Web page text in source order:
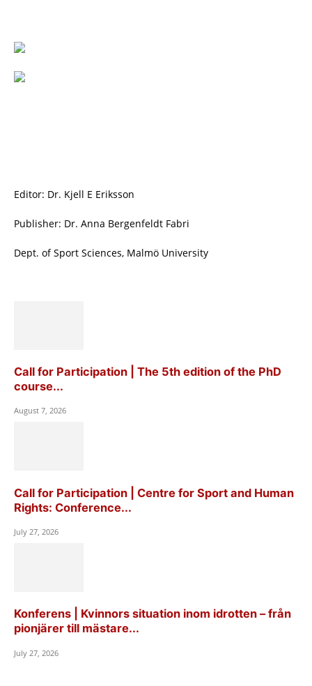
Editor: Dr. Kjell E Eriksson
Publisher: Dr. Anna Bergenfeldt Fabri
Dept. of Sport Sciences, Malmö University
Call for Participation | The 5th edition of the PhD
course...
August 7, 2026
Call for Participation | Centre for Sport and Human
Rights: Conference...
July 27, 2026
Konferens | Kvinnors situation inom idrotten – från
pionjärer till mästare...
July 27, 2026